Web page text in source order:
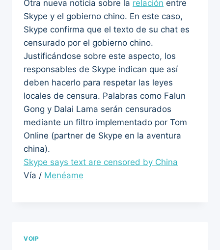
Otra nueva noticia sobre la relación entre
Skype y el gobierno chino. En este caso,
Skype confirma que el texto de su chat es
censurado por el gobierno chino.
Justificándose sobre este aspecto, los
responsables de Skype indican que así
deben hacerlo para respetar las leyes
locales de censura. Palabras como Falun
Gong y Dalai Lama serán censurados
mediante un filtro implementado por Tom
Online (partner de Skype en la aventura
china).
Skype says text are censored by China
Vía / Menéame
VOIP